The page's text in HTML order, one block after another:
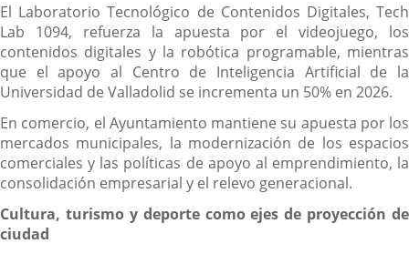
El Laboratorio Tecnológico de Contenidos Digitales, Tech
Lab 1094, refuerza la apuesta por el videojuego, los
contenidos digitales y la robótica programable, mientras
que el apoyo al Centro de Inteligencia Artificial de la
Universidad de Valladolid se incrementa un 50% en 2026.
En comercio, el Ayuntamiento mantiene su apuesta por los
mercados municipales, la modernización de los espacios
comerciales y las políticas de apoyo al emprendimiento, la
consolidación empresarial y el relevo generacional.
Cultura, turismo y deporte como ejes de proyección de
ciudad